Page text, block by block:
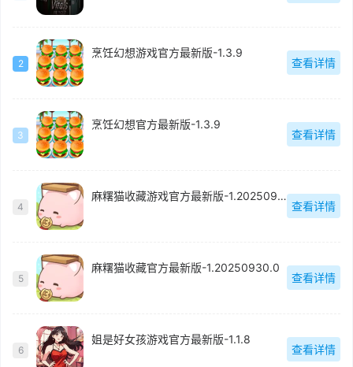
2
烹饪幻想游戏官方最新版-1.3.9
查看详情
3
烹饪幻想官方最新版-1.3.9
查看详情
4
麻糬猫收藏游戏官方最新版-1.20250930.0
查看详情
5
麻糬猫收藏官方最新版-1.20250930.0
查看详情
6
姐是好女孩游戏官方最新版-1.1.8
查看详情